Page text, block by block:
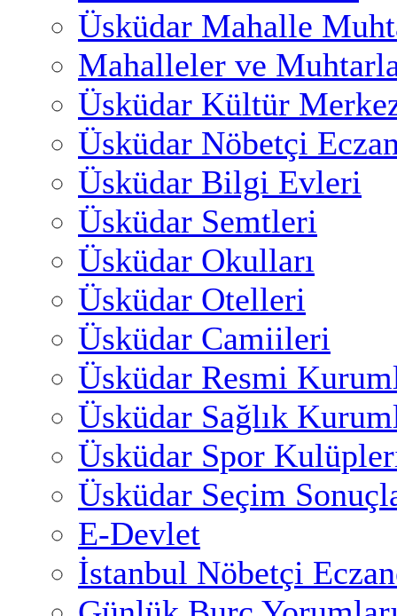
Üsküdar Mahalle
Mahalleler ve
Üsküdar Kültür
Üsküdar Nöbetçi
Üsküdar Bilgi Evleri
Üsküdar Semtleri
Üsküdar Okulları
Üsküdar Otelleri
Üsküdar Camiileri
Üsküdar Resmi
Üsküdar Sağlık
Üsküdar Spor
Üsküdar Seçim
E-Devlet
İstanbul Nöbetçi